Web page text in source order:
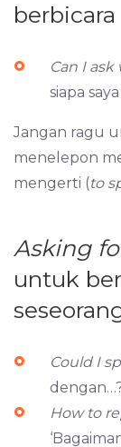
Can I ask
siapa
Jangan ragu
menelepon
mengerti (to
Asking
untuk
Could I
How to